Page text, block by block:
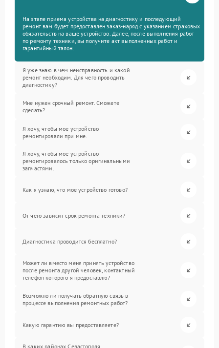
На этапе приема устройства на диагностику и последующий
ремонт вам будет предоставлен заказ-наряд с указанием страховых
обязательств на ваше устройство. Далее, после выполнения работ
по ремонту техники, вы получите акт выполненных работ и
гарантийный талон.
Я уже знаю в чем неисправность и какой
ремонт необходим. Для чего проводить
диагностику?
Мне нужен срочный ремонт. Сможете
сделать?
Я хочу, чтобы мое устройство
ремонтировали при мне.
Я хочу, чтобы мое устройство
ремонтировалось только оригинальными
запчастями.
Как я узнаю, что мое устройство готово?
От чего зависит срок ремонта техники?
Диагностика проводится бесплатно?
Может ли вместо меня принять устройство
после ремонта другой человек, контактный
телефон которого я предоставлю?
Возможно ли получать обратную связь в
процессе выполнения ремонтных работ?
Какую гарантию вы предоставляете?
В каких районах Севастополя